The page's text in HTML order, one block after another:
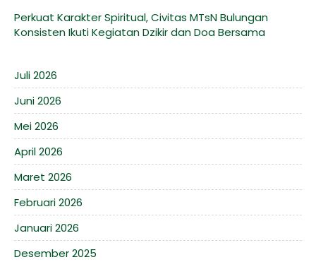
Perkuat Karakter Spiritual, Civitas MTsN Bulungan
Konsisten Ikuti Kegiatan Dzikir dan Doa Bersama
Juli 2026
Juni 2026
Mei 2026
April 2026
Maret 2026
Februari 2026
Januari 2026
Desember 2025